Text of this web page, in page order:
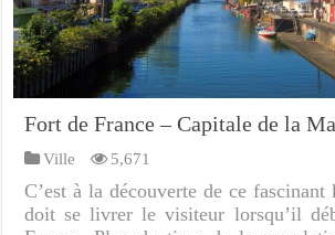
Fort de France – Capitale de la
Ville 5,671
C’est à la découverte de ce fascinant
doit se livrer le visiteur lorsqu’il